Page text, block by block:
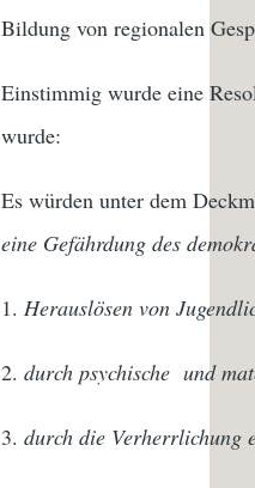
Bildung von regionalen
Einstimmig wurde eine
wurde:
Es würden unter dem
eine Gefährdung des
Herauslösen von
durch psychische und
durch die Verherrlichung